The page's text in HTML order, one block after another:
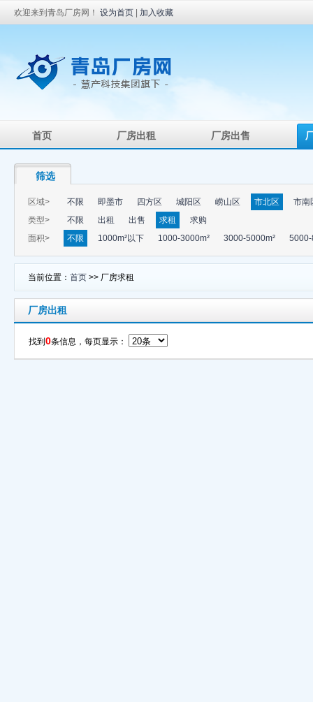
欢迎来到青岛厂房网！ 设为首页 加入收藏
首页 厂房出租 厂房出售
筛选
区域> 不限 即墨市 四方区 城阳区 崂山区 市北区
市南
类型>
不限 出租 出售 求租
求购
面积>
不限 1000m²以下 1000-3000m² 3000-5000m² 5000-
当前位置： 首页 >> 厂房求租
厂房出租
找到 0条信息，每页显示：